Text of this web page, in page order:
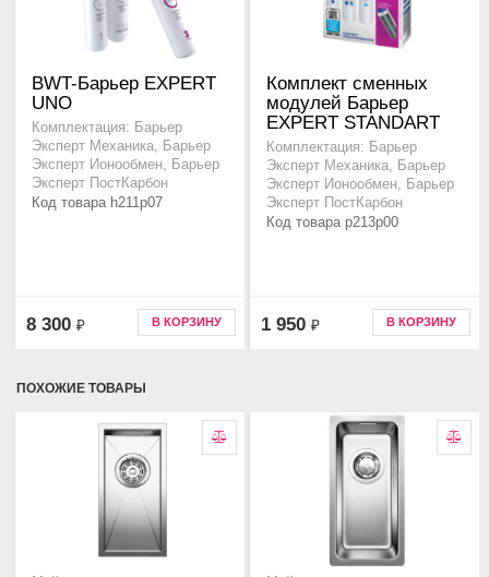
BWT-Барьер EXPERT
UNO
Комплектация: Барьер
Эксперт Механика, Барьер
Эксперт Ионообмен, Барьер
Эксперт ПостКарбон
Код товара h211p07
8 300 ₽ В КОРЗИНУ
Комплект сменных
модулей Барьер
EXPERT STANDART
Комплектация: Барьер
Эксперт Механика, Барьер
Эксперт Ионообмен, Барьер
Эксперт ПостКарбон
Код товара p213p00
1 950 ₽ В КОРЗИНУ
ПОХОЖИЕ ТОВАРЫ